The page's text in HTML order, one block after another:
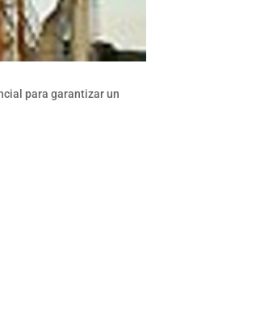
para garantizar un